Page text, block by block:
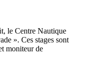
le Centre Nautique
». Ces stages sont
moniteur de